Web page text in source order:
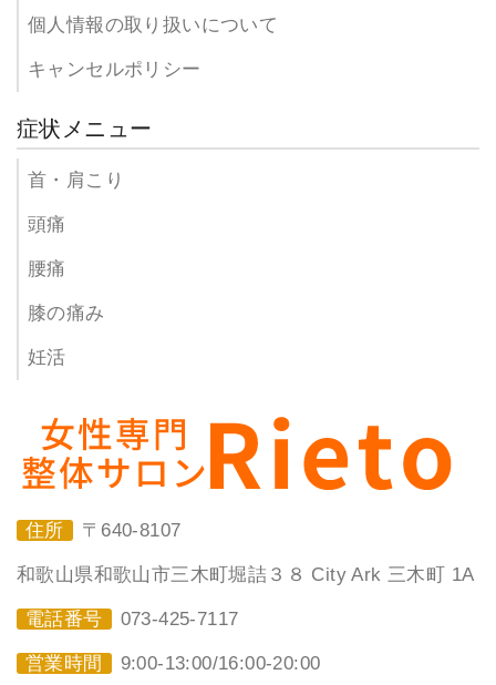
個人情報の取り扱いについて
キャンセルポリシー
症状メニュー
首・肩こり
頭痛
腰痛
膝の痛み
妊活
住所 〒640-8107
和歌山県和歌山市三木町堀詰３８ City Ark 三木町 1A
電話番号 073-425-7117
営業時間 9:00-13:00/16:00-20:00